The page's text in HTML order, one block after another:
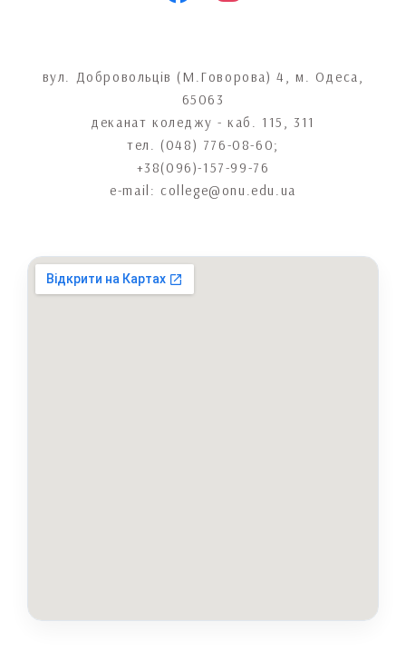
вул. Добровольців (М.Говорова) 4, м. Одеса,
65063
деканат коледжу - каб. 115, 311
тел. (048) 776-08-60;
+38(096)-157-99-76
e-mail: college@onu.edu.ua